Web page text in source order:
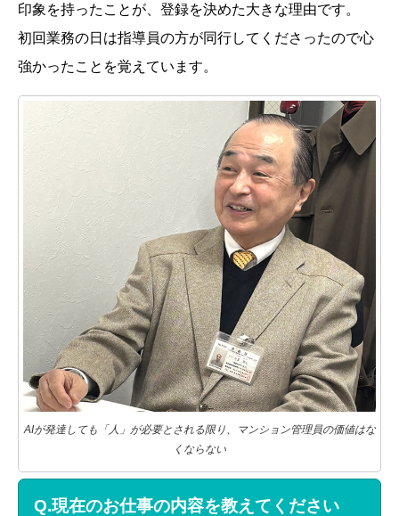
印象を持ったことが、登録を決めた大きな理由です。
初回業務の日は指導員の方が同行してくださったので心
強かったことを覚えています。
AIが発達しても「人」が必要とされる限り、マンション管理員の価値はな
くならない
Q.現在のお仕事の内容を教えてください